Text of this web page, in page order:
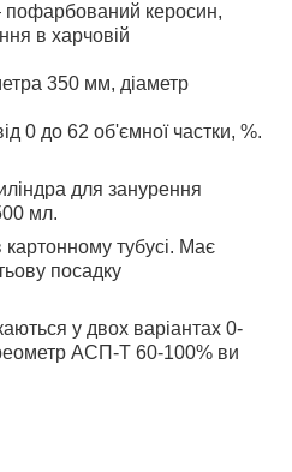
керосин,
в харчовій
350 мм, діаметр
0 до 62 об'ємної частки, %.
для занурення
мл.
тубусі. Має
посадку
у двох варіантах 0-
АСП-Т 60-100% ви